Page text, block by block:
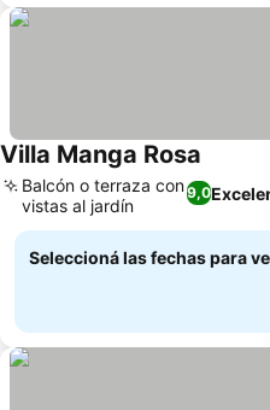
Villa Manga Rosa
9,0
Balcón o terraza con
vistas al jardín
Seleccioná las fechas para